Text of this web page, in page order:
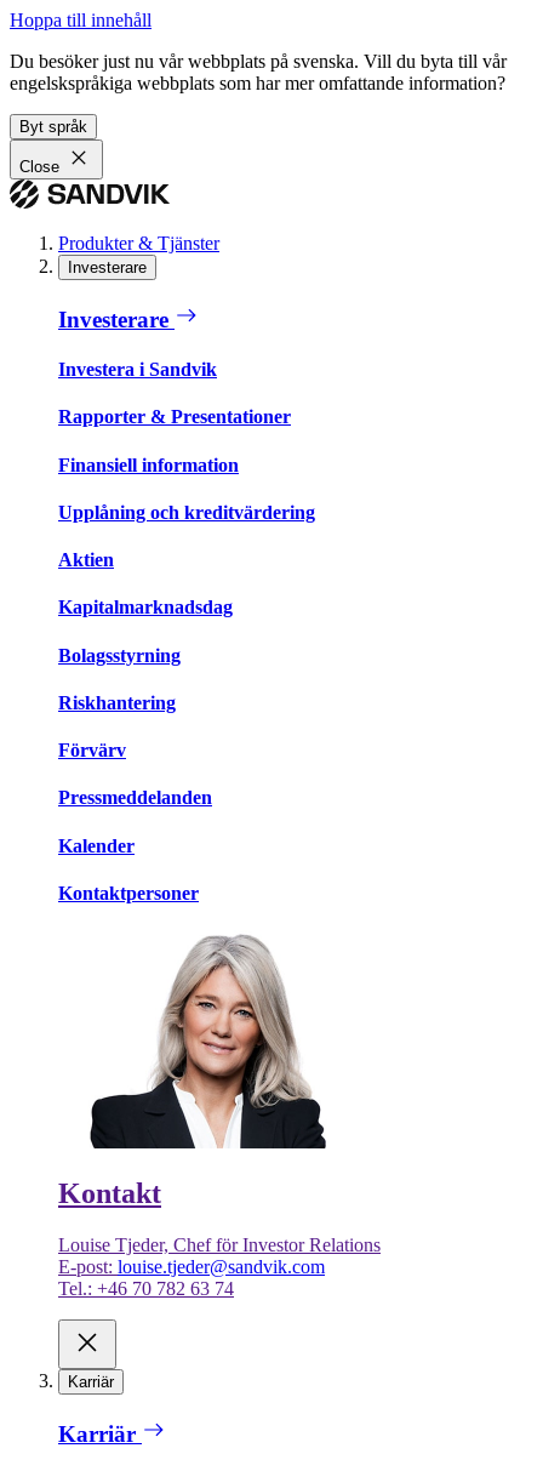
Hoppa till innehåll
Du besöker just nu vår webbplats på svenska. Vill du byta till vår
engelskspråkiga webbplats som har mer omfattande information?
Byt språk
Close
Produkter & Tjänster
Investerare
Investerare
Investera i Sandvik
Rapporter & Presentationer
Finansiell information
Upplåning och kreditvärdering
Aktien
Kapitalmarknadsdag
Bolagsstyrning
Riskhantering
Förvärv
Pressmeddelanden
Kalender
Kontaktpersoner
Kontakt
Louise Tjeder, Chef för Investor Relations
E-post: louise.tjeder@sandvik.com
Tel.: +46 70 782 63 74
Karriär
Karriär